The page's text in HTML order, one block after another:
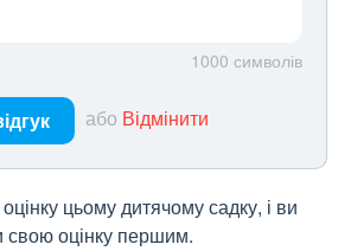
1000 символів
або Відмінити
цьому дитячому садку, і ви
свою оцінку першим.